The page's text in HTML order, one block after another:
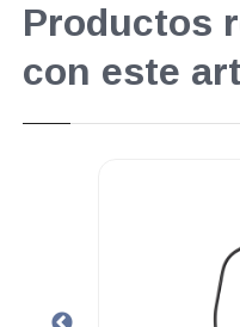
Productos
con este